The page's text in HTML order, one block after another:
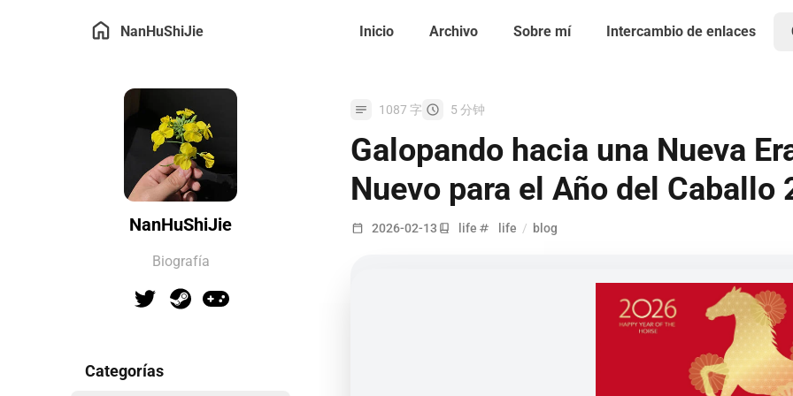
NanHuShiJie Inicio Archivo Sobre mí Intercambio de enlaces
NanHuShiJie
Biografía
Categorías
1087 字 5 分钟
Galopando hacia una Nueva
Nuevo para el Año del Caballo
2026-02-13 life life / blog